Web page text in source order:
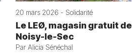
20 mars 2026 - Solidarité
Le LEØ, magasin gratuit de
Noisy-le-Sec
Par Alicia Sénéchal